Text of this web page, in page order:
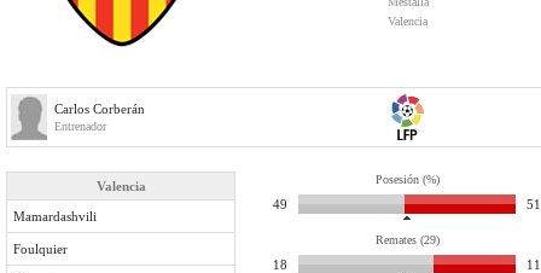
Valencia
Carlos Corberán
Entrenador
Valencia
Mamardashvili
Foulquier
Posesión (%)
49 51
Remates (29)
18 11